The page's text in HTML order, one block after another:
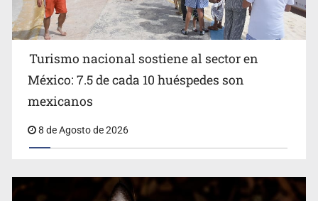
Belinda se corona como la más bella de 2026 en People
Turismo nacional sostiene al sector en
México: 7.5 de cada 10 huéspedes son
mexicanos
8 de Agosto de 2026